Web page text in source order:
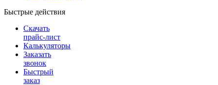
Быстрые действия
Скачать
прайс-лист
Калькуляторы
Заказать
звонок
Быстрый
заказ